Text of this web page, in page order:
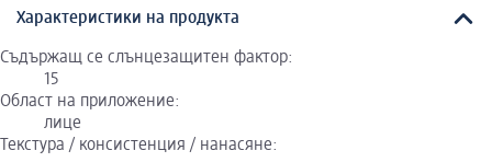
Характеристики на продукта
Съдържащ се слънцезащитен фактор:
15
Област на приложение:
лице
Текстура / консистенция / нанасяне: